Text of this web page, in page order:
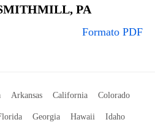
PA
Formato PDF
Arkansas California Colorado
Georgia Hawaii Idaho